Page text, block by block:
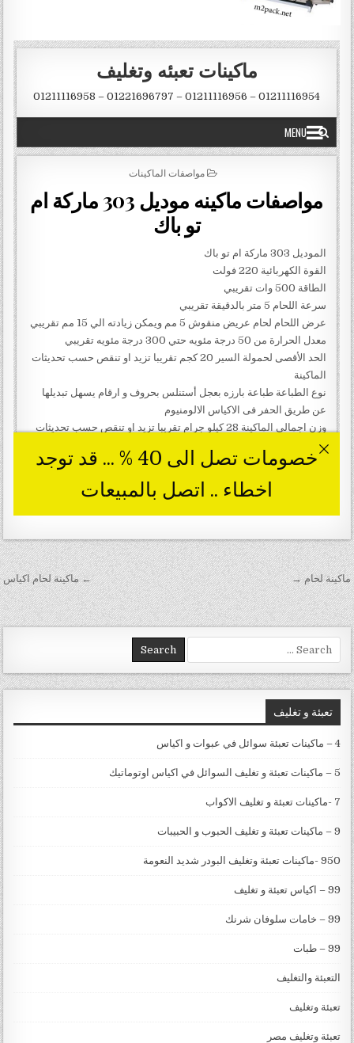
تصفّح المقالات ← ماكينة لحام اكياس ماكينة لحام →
Search for:
تعبئة و تغليف
4 – ماكينات تعبئة سوائل في عبوات و اكياس
5 – ماكينات تعبئة و تغليف السوائل في اكياس اوتوماتيك
7 -ماكينات تعبئة و تغليف الاكواب
9 – ماكينات تعبئة و تغليف الحبوب و الحبيبات
950 -ماكينات تعبئة وتغليف البودر شديد النعومة
99 – اكياس تعبئة و تغليف
99 – خامات سلوفان شرنك
99 – طبات
التعبئة والتغليف
تعبئة وتغليف
تعبئة وتغليف مصر